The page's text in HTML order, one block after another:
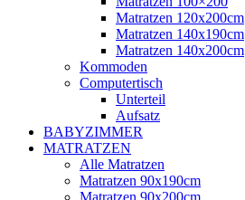
Matratzen 120x200cm
Matratzen 140x190cm
Matratzen 140x200cm
Kommoden
Computertisch
Unterteil
Aufsatz
BABYZIMMER
MATRATZEN
Alle Matratzen
Matratzen 90x190cm
Matratzen 90x200cm